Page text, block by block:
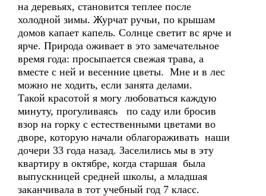
на деревьях, становится теплее после
холодной зимы. Журчат ручьи, по крышам
домов капает капель. Солнце светит вс ярче и
ярче. Природа оживает в это замечательное
время года: просыпается свежая трава, а
вместе с ней и весенние цветы. Мне и в лес
можно не ходить, если занята делами.
Такой красотой я могу любоваться каждую
минуту, прогуливаясь по саду или бросив
взор на горку с естественными цветами во
дворе, которую начали облагораживать наши
дочери 33 года назад. Заселились мы в эту
квартиру в октябре, когда старшая была
выпускницей средней школы, а младшая
заканчивала в тот учебный год 7 класс.